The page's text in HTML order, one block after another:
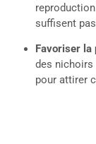
suffisent
Favoriser la
des nichoirs
pour attirer